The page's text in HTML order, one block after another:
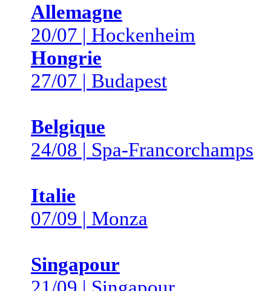
Allemagne
20/07 | Hockenheim
Hongrie
27/07 | Budapest
Belgique
24/08 | Spa-Francorchamps
Italie
07/09 | Monza
Singapour